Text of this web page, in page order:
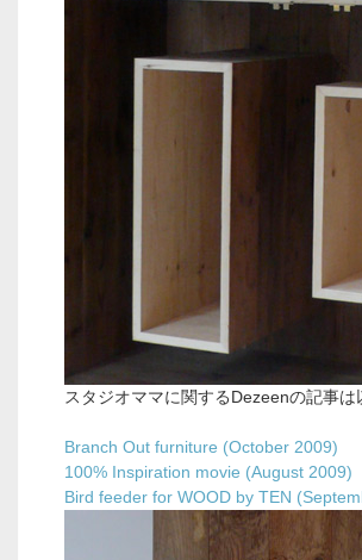
スタジオママに関するDezeenの記事は
Branch Out furniture (October 2009)
100% Inspiration movie (August 2009)
Bird feeder for WOOD by TEN